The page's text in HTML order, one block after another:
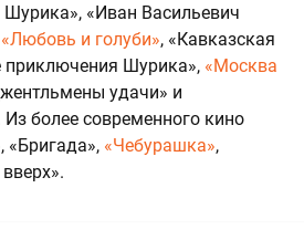
«Иван Васильевич
«Любовь и голуби», «Кавказская
приключения Шурика», «Москва
удачи» и
более современного кино
«Бригада», «Чебурашка»,